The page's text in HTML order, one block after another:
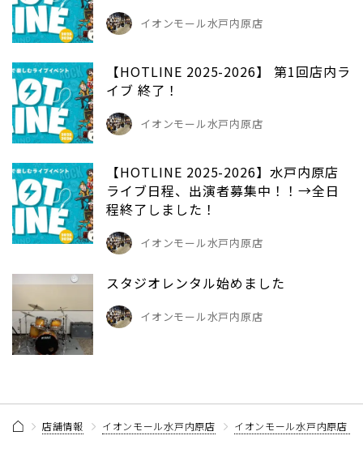
イオンモール水戸内原店
【HOTLINE 2025-2026】 第1回店内ラ
イブ 終了！
イオンモール水戸内原店
【HOTLINE 2025-2026】水戸内原店
ライブ日程、出演者募集中！！→全日
程終了しました！
イオンモール水戸内原店
スタジオレンタル始めました
イオンモール水戸内原店
店舗情報 イオンモール水戸内原店 イオンモール水戸内原店